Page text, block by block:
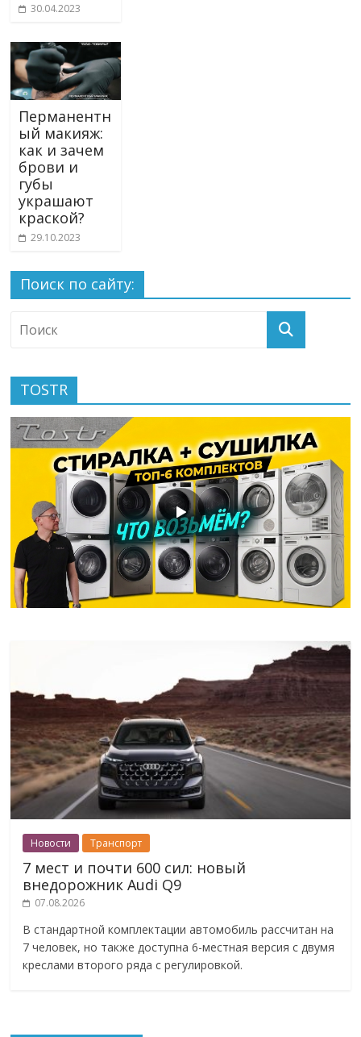
30.04.2023
Перманентн
ый макияж:
как и зачем
брови и
губы
украшают
краской?
29.10.2023
Поиск по сайту:
TOSTR
Новости Транспорт
7 мест и почти 600 сил: новый
внедорожник Audi Q9
07.08.2026
В стандартной комплектации автомобиль рассчитан на
7 человек, но также доступна 6-местная версия с двумя
креслами второго ряда с регулировкой.